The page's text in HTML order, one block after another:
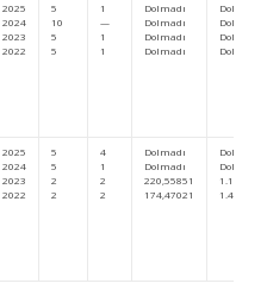
2025
2024
2023
2022
5
10
5
5
1
—
1
1
Dolmadı
Dolmadı
Dolmadı
Dolmadı
Dolmadı
Dolmadı
Dolmadı
Dolmadı
2025
2024
2023
2022
5
5
2
2
4
1
2
2
Dolmadı
Dolmadı
220,55851
174,47021
Dolmadı
Dolmadı
1.143.047
1.476.249